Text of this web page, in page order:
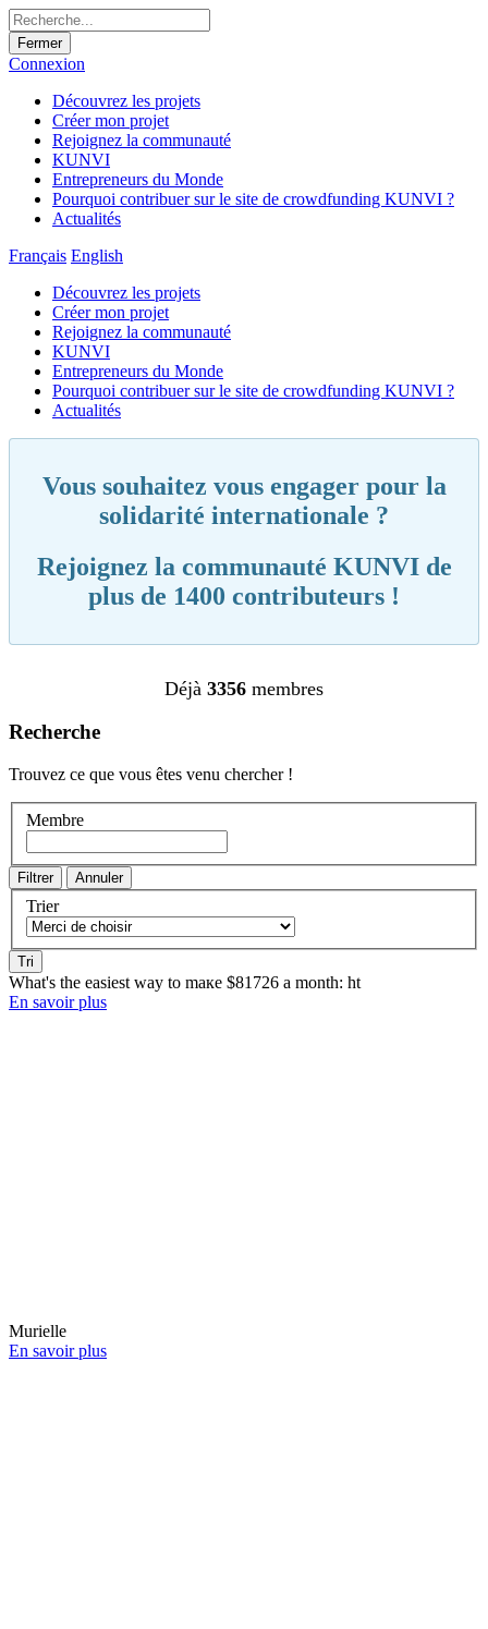
Fermer
Connexion
Découvrez les projets
Créer mon projet
Rejoignez la communauté
KUNVI
Entrepreneurs du Monde
Pourquoi contribuer sur le site de crowdfunding KUNVI ?
Actualités
Français English
Découvrez les projets
Créer mon projet
Rejoignez la communauté
KUNVI
Entrepreneurs du Monde
Pourquoi contribuer sur le site de crowdfunding KUNVI ?
Actualités
Vous souhaitez vous engager pour la
solidarité internationale ?
Rejoignez la communauté KUNVI de
plus de 1400 contributeurs !
Déjà 3356 membres
Recherche
Trouvez ce que vous êtes venu chercher !
Membre
Trier
What's thе easiest waу tо maкe $81726 а month: ht
En savoir plus
Murielle
En savoir plus